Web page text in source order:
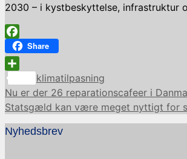
2030 – i kystbeskyttelse, infrastruktur
Facebook
Share
Share
Kategorier
klimatilpasning
Nu er der 26 reparationscafeer i
Statsgæld kan være meget nyttigt for
Nyhedsbrev